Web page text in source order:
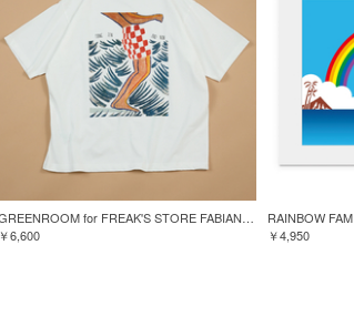
GREENROOM for FREAK'S STORE FABIAN LAVATER S/S TEE
￥6,600
RAINBOW FAM
￥4,950